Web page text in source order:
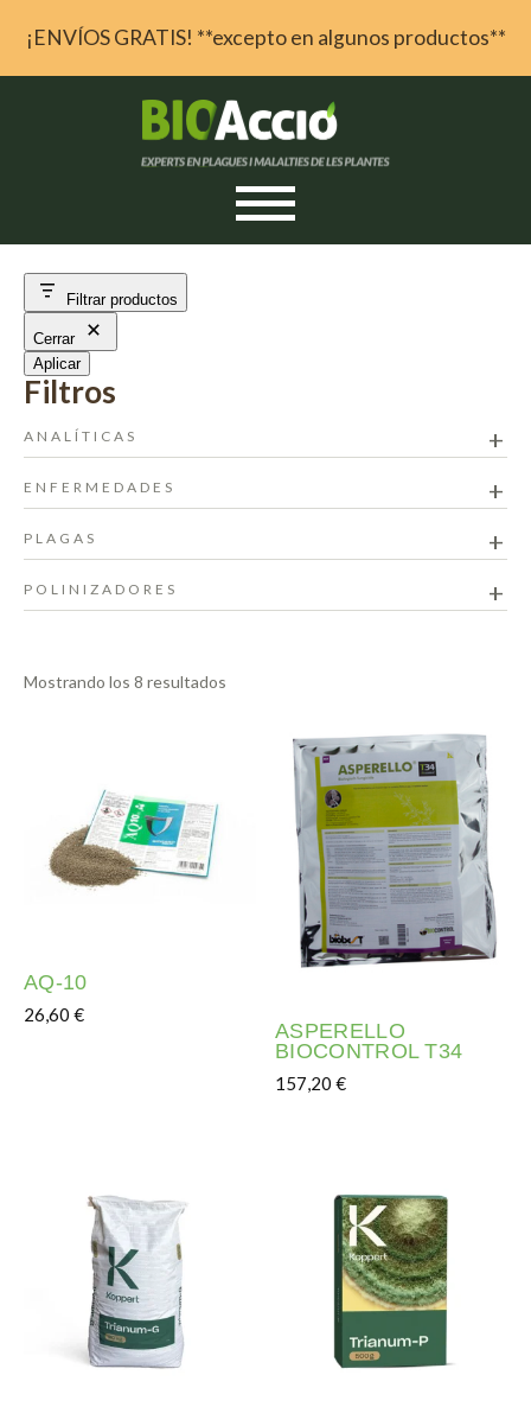
¡ENVÍOS GRATIS! **excepto en algunos productos**
Mostrando los 8 resultados
AQ-10
26,60 €
Este producto tiene múltiples variantes. Las opciones
ASPERELLO
BIOCONTROL T34
157,20€
Filtrar productos
Cerrar
Aplicar
ANALÍTICAS
ENFERMEDADES
PLAGAS
POLINIZADORES